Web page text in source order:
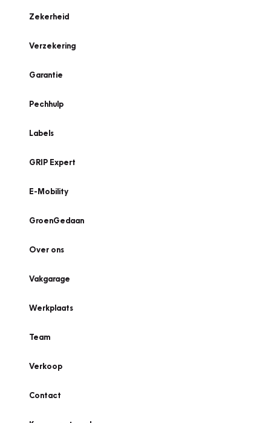
Zekerheid
Verzekering
Garantie
Pechhulp
Labels
GRIP Expert
E-Mobility
GroenGedaan
Over ons
Vakgarage
Werkplaats
Team
Verkoop
Contact